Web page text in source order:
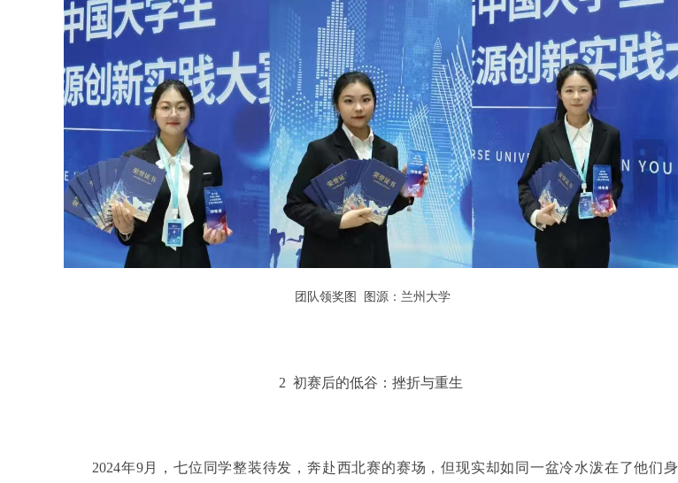
团队领奖图 图源：兰州大学
2 初赛后的低谷：挫折与重生
2024年9月，七位同学整装待发，奔赴西北赛的赛场，但现实却如同一盆冷水泼在了他们身